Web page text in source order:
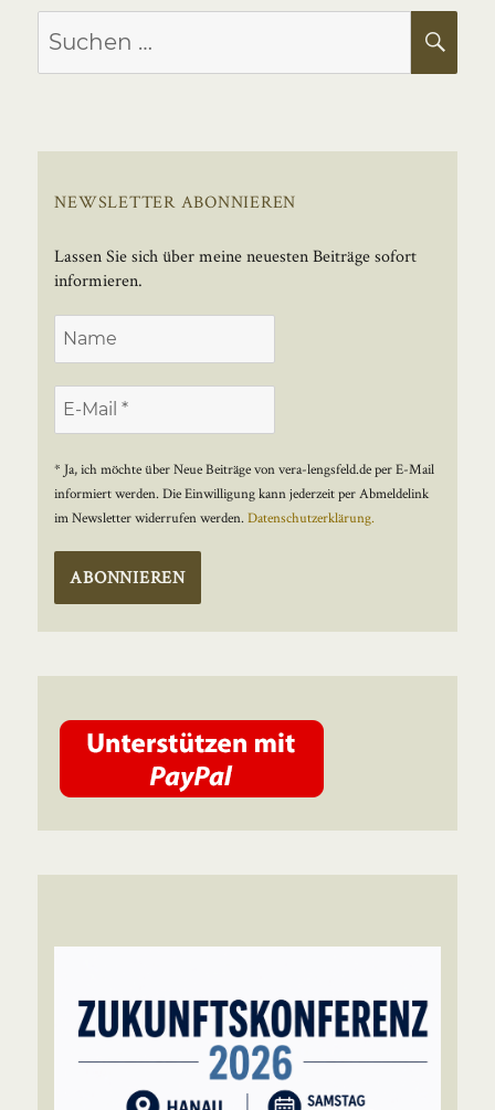
Suchen
nach:
NEWSLETTER ABONNIEREN
Lassen Sie sich über meine neuesten Beiträge sofort
informieren.
* Ja, ich möchte über Neue Beiträge von vera-lengsfeld.de per E-Mail
informiert werden. Die Einwilligung kann jederzeit per Abmeldelink
im Newsletter widerrufen werden.Datenschutzerklärung.